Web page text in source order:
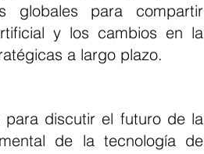
globales para compartir
y los cambios en la
a largo plazo.
de la tecnología de